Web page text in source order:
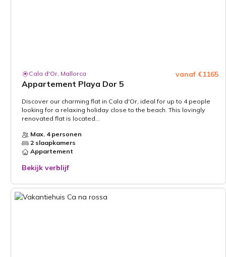
Cala d'Or, Mallorca
Appartement Playa Dor 5
vanaf €1165
Discover our charming flat in Cala d'Or, ideal for up to 4 people
looking for a relaxing holiday close to the beach. This lovingly
renovated flat is located...
Max. 4 personen
2 slaapkamers
Appartement
Bekijk verblijf